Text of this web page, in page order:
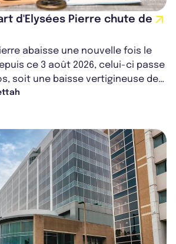
d'Elysées Pierre chute de
abaisse une nouvelle fois le
ce 3 août 2026, celui-ci passe
soit une baisse vertigineuse de